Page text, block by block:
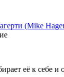
(Mike
её к себе и